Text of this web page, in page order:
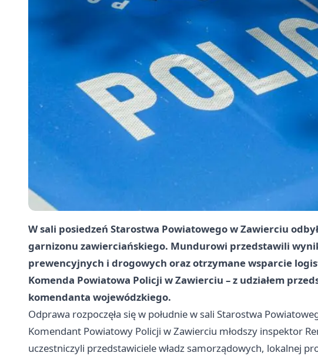
W sali posiedzeń Starostwa Powiatowego w Zawierciu
garnizonu zawierciańskiego. Mundurowi przedstawili
prewencyjnych i drogowych oraz otrzymane wsparcie
Komenda Powiatowa Policji w Zawierciu – z udziałem
komendanta wojewódzkiego.
Odprawa rozpoczęła się w południe w sali Starostwa
Komendant Powiatowy Policji w Zawierciu młodszy inspektor
uczestniczyli przedstawiciele władz samorządowych, lokalnej